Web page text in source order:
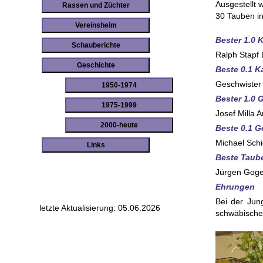
Rassen und Züchter
Vereinsheim
Schauberichte
Geschichte
1950-1974
1975-1999
2000-heute
Links
letzte Aktualisierung: 05.06.2026
Ausgestellt
30 Tauben
Bester 1.0
Ralph Stapf
Beste 0.1
Bester 1.0
Josef Milla
Beste 0.1
Michael
Beste
Jürgen
Ehrungen
Bei der